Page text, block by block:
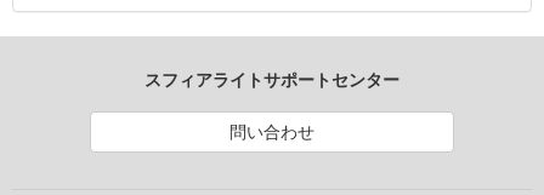
スフィアライトサポートセンター
問い合わせ